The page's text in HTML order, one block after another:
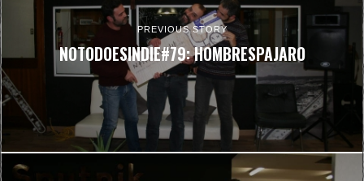
PREVIOUS STORY
NOTODOESINDIE#79: HOMBRESPAJARO